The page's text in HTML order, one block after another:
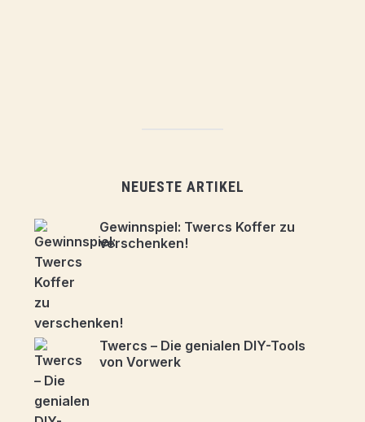
NEUESTE ARTIKEL
Gewinnspiel: Twercs Koffer zu
verschenken!
Twercs – Die genialen DIY-Tools
von Vorwerk